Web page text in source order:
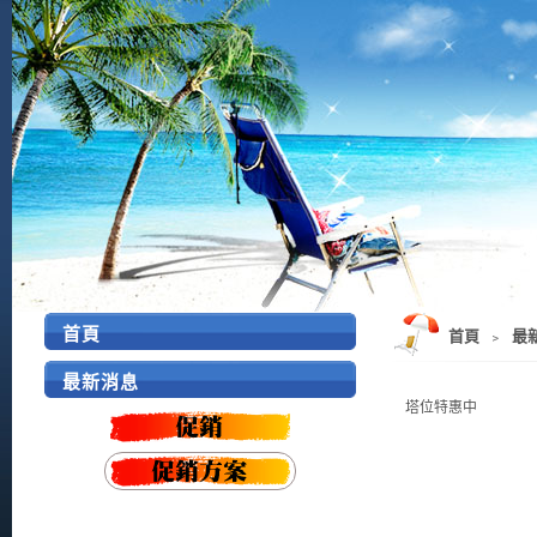
首頁 ﹥ 最
塔位特惠中
首頁
最新消息